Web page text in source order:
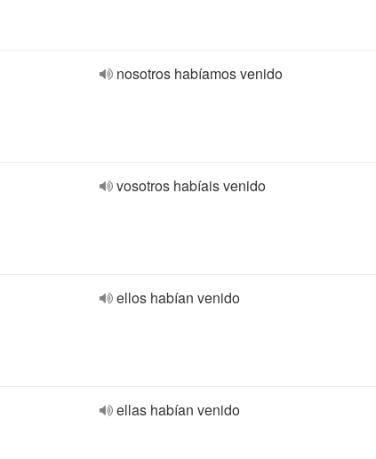
nosotros habíamos venido
vosotros habíais venido
ellos habían venido
ellas habían venido